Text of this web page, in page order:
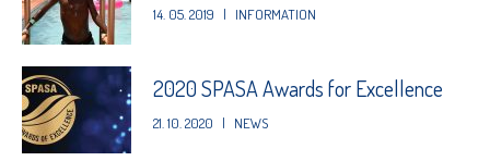
14. 05. 2019 | INFORMATION
2020 SPASA Awards for Excellence
21. 10. 2020 | NEWS